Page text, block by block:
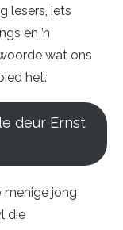
lesers, iets
en ’n
wat ons
het.
deur Ernst
menige jong
die